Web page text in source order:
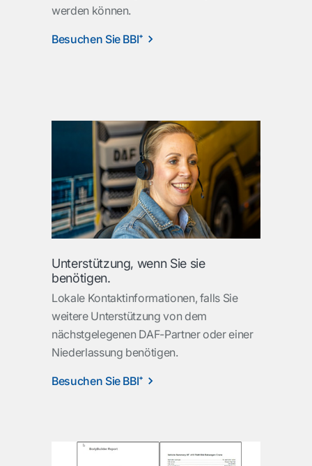
werden können.
Besuchen Sie BBI⁺
Unterstützung, wenn Sie sie
benötigen.
Lokale Kontaktinformationen, falls Sie
weitere Unterstützung von dem
nächstgelegenen DAF-Partner oder einer
Niederlassung benötigen.
Besuchen Sie BBI⁺